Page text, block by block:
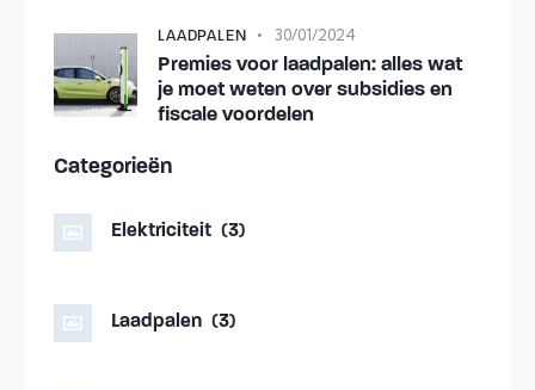
LAADPALEN 30/01/2024
Premies voor laadpalen: alles wat
je moet weten over subsidies en
fiscale voordelen
Categorieën
Elektriciteit (3)
Laadpalen (3)